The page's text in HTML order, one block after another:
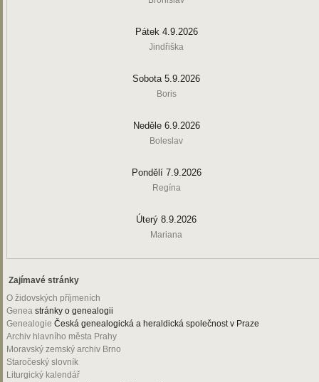
Pátek 4.9.2026
Jindřiška
Sobota 5.9.2026
Boris
Neděle 6.9.2026
Boleslav
Pondělí 7.9.2026
Regína
Úterý 8.9.2026
Mariana
Zajímavé stránky
O židovských příjmeních
Genea stránky o genealogii
Genealogie Česká genealogická a heraldická společnost v Praze
Archiv hlavního města Prahy
Moravský zemský archiv Brno
Staročeský slovník
Liturgický kalendář